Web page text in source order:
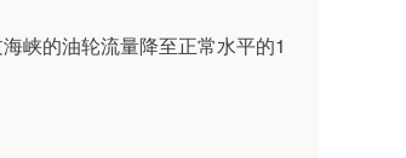
峡的油轮流量降至正常水平的1